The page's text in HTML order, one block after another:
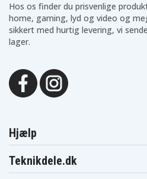
Hos os finder du prisvenlige
home, gaming, lyd og video og
sikkert med hurtig levering, vi
lager.
Hjælp
Teknikdele.dk